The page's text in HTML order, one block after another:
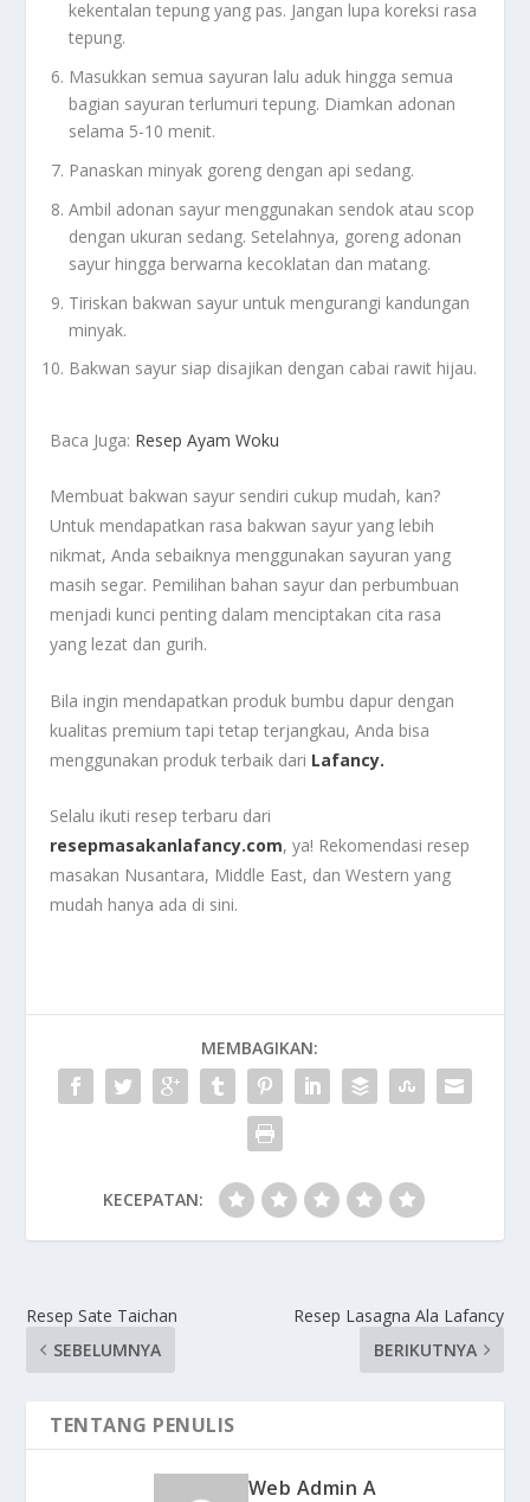
kekentalan tepung yang pas. Jangan lupa koreksi rasa
tepung.
Masukkan semua sayuran lalu aduk hingga semua
bagian sayuran terlumuri tepung. Diamkan adonan
selama 5-10 menit.
Panaskan minyak goreng dengan api sedang.
Ambil adonan sayur menggunakan sendok atau scop
dengan ukuran sedang. Setelahnya, goreng adonan
sayur hingga berwarna kecoklatan dan matang.
Tiriskan bakwan sayur untuk mengurangi kandungan
minyak.
Bakwan sayur siap disajikan dengan cabai rawit hijau.
Baca Juga: Resep Ayam Woku
Membuat bakwan sayur sendiri cukup mudah, kan?
Untuk mendapatkan rasa bakwan sayur yang lebih
nikmat, Anda sebaiknya menggunakan sayuran yang
masih segar. Pemilihan bahan sayur dan perbumbuan
menjadi kunci penting dalam menciptakan cita rasa
yang lezat dan gurih.
Bila ingin mendapatkan produk bumbu dapur dengan
kualitas premium tapi tetap terjangkau, Anda bisa
menggunakan produk terbaik dari Lafancy.
Selalu ikuti resep terbaru dari
resepmasakanlafancy.com, ya! Rekomendasi resep
masakan Nusantara, Middle East, dan Western yang
mudah hanya ada di sini.
MEMBAGIKAN:
KECEPATAN:
Resep Sate Taichan
SEBELUMNYA
Resep Lasagna Ala Lafancy
BERIKUTNYA
TENTANG PENULIS
Web Admin A